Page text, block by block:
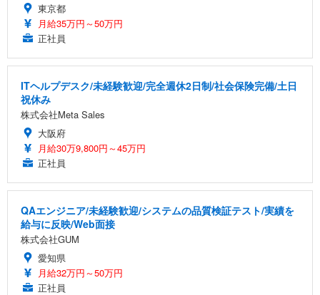
東京都
月給35万円～50万円
正社員
ITヘルプデスク/未経験歓迎/完全週休2日制/社会保険完備/土日
祝休み
株式会社Meta Sales
大阪府
月給30万9,800円～45万円
正社員
QAエンジニア/未経験歓迎/システムの品質検証テスト/実績を
給与に反映/Web面接
株式会社GUM
愛知県
月給32万円～50万円
正社員